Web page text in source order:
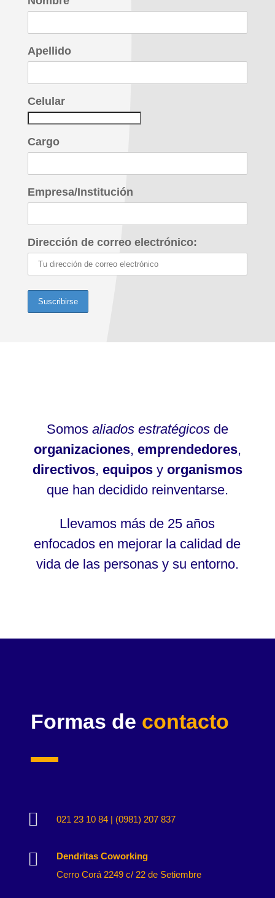
Apellido
Celular
Cargo
Empresa/Institución
Dirección de correo electrónico:
Somos aliados estratégicosde
organizaciones, emprendedores,
directivos, equiposy organismos
que han decidido reinventarse.
Llevamos más de 25 años
enfocados en mejorar la calidad de
vida de las personas y su entorno.
Formas de contacto
 021 23 10 84 | (0981) 207 837

Dendritas Coworking
Cerro Corá 2249 c/ 22 de Setiembre